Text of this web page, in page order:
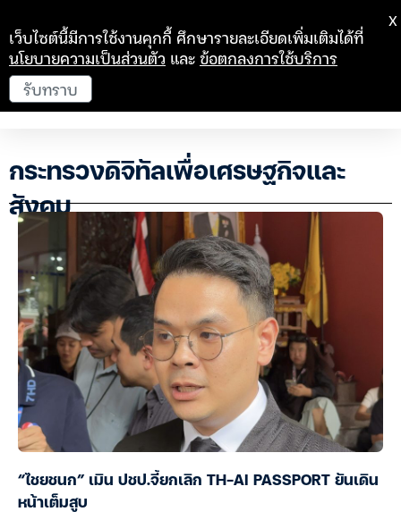
กระทรวงดิจิทัลเพื่อเศรษฐกิจและ
สังคม
“ไชยชนก” เมิน ปชป.จี้ยกเลิก TH-AI PASSPORT ยันเดิน
หน้าเต็มสูบ
เว็บไซต์นี้มีการใช้งานคุกกี้ ศึกษารายละเอียดเพิ่มเติมได้ที่
นโยบายความเป็นส่วนตัว และข้อตกลงการใช้บริการ
รับทราบ
X